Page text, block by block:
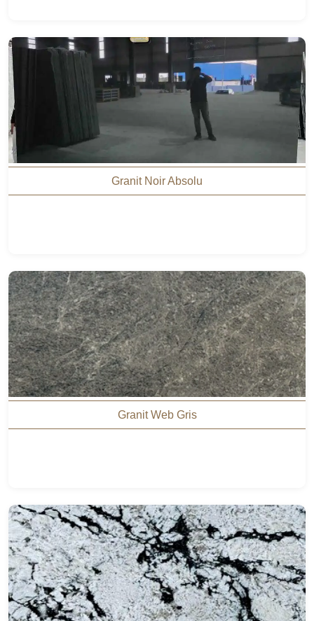
Granit Noir Absolu
Granit Web Gris